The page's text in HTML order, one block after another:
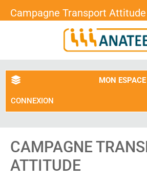
MON ESPACE
CONNEXION
CAMPAGNE
ATTITUDE
Campagne Transport Attitude